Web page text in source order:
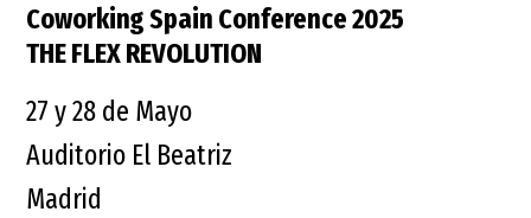
Coworking Spain Conference 2025
THE FLEX REVOLUTION
27 y 28 de Mayo
Auditorio El Beatriz
Madrid